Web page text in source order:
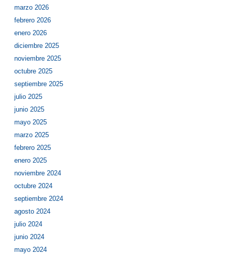
marzo 2026
febrero 2026
enero 2026
diciembre 2025
noviembre 2025
octubre 2025
septiembre 2025
julio 2025
junio 2025
mayo 2025
marzo 2025
febrero 2025
enero 2025
noviembre 2024
octubre 2024
septiembre 2024
agosto 2024
julio 2024
junio 2024
mayo 2024